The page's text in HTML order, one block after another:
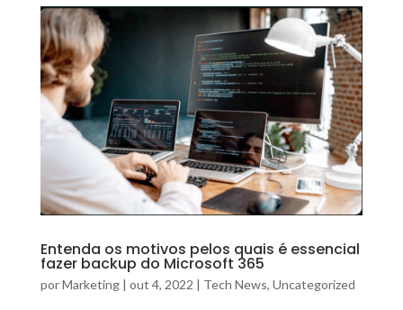
Entenda os motivos pelos quais é essencial
fazer backup do Microsoft 365
porMarketing| out 4, 2022 | Tech News, Uncategorized